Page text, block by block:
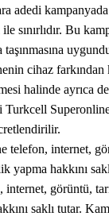
adedi
sınırlıdır. Bu
cihaz
halinde ayrıca
Turkcell
telefon, internet,
yapma hakkını
internet, görüntü,
saklı tutar.